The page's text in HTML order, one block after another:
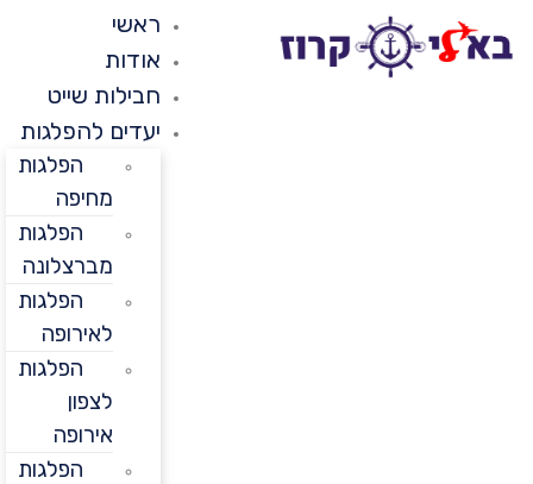
ראשי
אודות
חבילות שייט
יעדים להפלגות
הפלגות
מחיפה
הפלגות
מברצלונה
הפלגות
לאירופה
הפלגות
אירופה
הפלגות